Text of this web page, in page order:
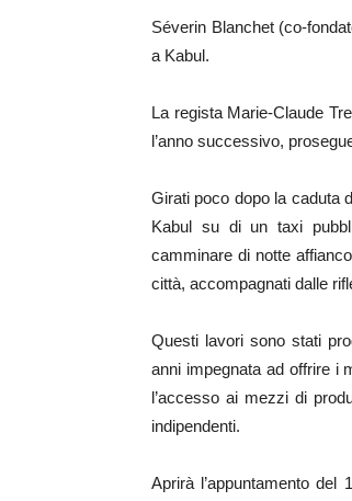
Séverin Blanchet (co-
a Kabul.
La regista Marie-Claude
l’anno successivo,
Girati poco dopo la caduta
Kabul su di un taxi
camminare di notte
città, accompagnati dalle
Questi lavori sono stati
anni impegnata ad offrire i
l’accesso ai mezzi di
indipendenti.
Aprirà l’appuntamento del